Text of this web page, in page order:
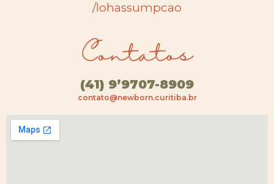
/lohassumpcao
Contatos
(41) 9’9707-8909
contato@newborn.curitiba.br